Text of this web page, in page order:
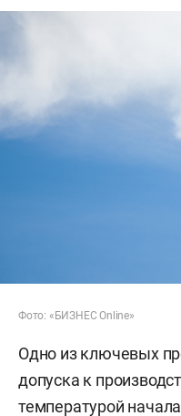
Фото: «БИЗНЕС Online»
Одно из ключевых
допуска к
температурой